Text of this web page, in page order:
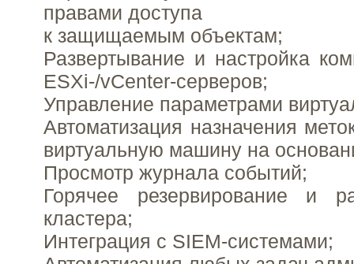
правами доступа
к защищаемым объектам;
Развертывание и настройка
ESXi-/vCenter-серверов;
Управление параметрами
Автоматизация назначения
виртуальную машину на
Просмотр журнала событий;
Горячее резервирование и
кластера;
Интеграция с SIEM-системами;